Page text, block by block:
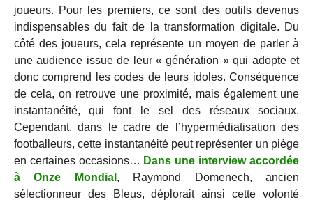
joueurs. Pour les premiers, ce sont des outils devenus
indispensables du fait de la transformation digitale. Du
côté des joueurs, cela représente un moyen de parler à
une audience issue de leur « génération » qui adopte et
donc comprend les codes de leurs idoles. Conséquence
de cela, on retrouve une proximité, mais également une
instantanéité, qui font le sel des réseaux sociaux.
Cependant, dans le cadre de l’hypermédiatisation des
footballeurs, cette instantanéité peut représenter un piège
en certaines occasions… Dans une interview accordée
à Onze Mondial , Raymond Domenech, ancien
sélectionneur des Bleus, déplorait ainsi cette volonté